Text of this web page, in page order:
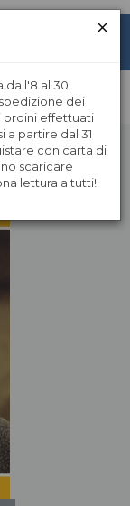
dall'8 al 30
dei
ordini effettuati
a partire dal 31
con carta di
scaricare
lettura a tutti!